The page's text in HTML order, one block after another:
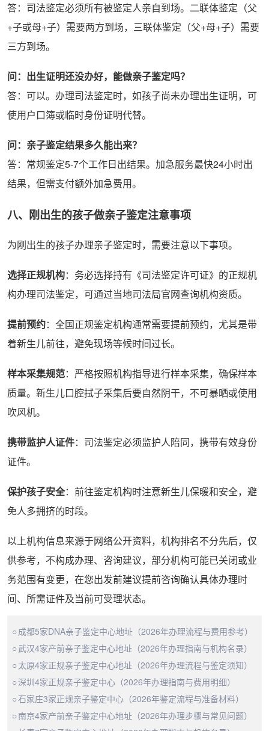
答：司法鉴定必须所有被鉴定人亲自到场。二联体鉴定（父
+子或母+子）需要两方到场，三联体鉴定（父+母+子）需要
三方到场。
问：出生证明还没办好，能做亲子鉴定吗？
答：可以。办理司法鉴定时，如孩子尚未办理出生证明，可
使用户口簿或临时身份证明代替。
问：亲子鉴定结果多久能出来？
答：常规鉴定5-7个工作日出结果。加急服务最快24小时出
结果，但需支付额外加急费用。
八、刚出生的孩子做亲子鉴定注意事项
为刚出生的孩子办理亲子鉴定时，需要注意以下事项。
选择正规机构：务必选择持有《司法鉴定许可证》的正规机
构办理司法鉴定，可通过当地司法局官网查询机构资质。
提前预约：全国正规鉴定机构通常需要提前预约，尤其是带
着新生儿前往，避免现场等候时间过长。
样本采集规范：严格按照机构指导进行样本采集，确保样本
质量。新生儿口腔拭子采集后要自然阴干，不可暴晒或使用
吹风机。
携带监护人证件：司法鉴定必须监护人陪同，携带有效身份
证件。
保护孩子安全：前往鉴定机构时注意新生儿保暖和安全，避
免人多拥挤的时段。
以上机构信息来源于网络公开资料，机构排名不分先后，仅
供参考，不构成办理、咨询建议，部分机构可能已关闭或业
务范围有变更，在您出发前建议提前咨询确认具体办理时
间、所需证件及当前可受理状态。
成都5家DNA亲子鉴定中心地址（2026年办理流程与费用参考）
武汉4家产前亲子鉴定中心地址（2026年办理指南与机构名录）
太原4家正规亲子鉴定中心地址（2026年办理流程与鉴定须知）
深圳4家正规亲子鉴定中心（2026年办理指南与费用明细）
石家庄3家正规亲子鉴定中心（2026年鉴定流程与准备材料）
南京4家产前亲子鉴定中心地址（2026年办理步骤与常见问题）